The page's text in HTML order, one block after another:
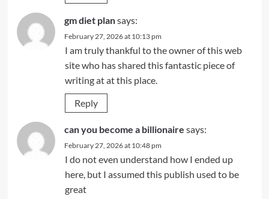
gm diet plansays:
February 27, 2026 at 10:13 pm
I am truly thankful to the owner of this web
site who has shared this fantastic piece of
writing at at this place.
Reply
can you become a billionaire says:
February 27, 2026 at 10:48 pm
I do not even understand how I ended up
here, but I assumed this publish used to be
great